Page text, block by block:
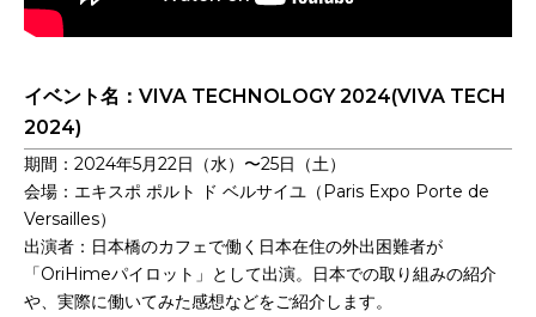
イベント名：VIVA TECHNOLOGY 2024(VIVA TECH
2024)
期間：2024年5月22日（水）〜25日（土）
会場：エキスポ ポルト ド ベルサイユ（Paris Expo Porte de
Versailles）
出演者：日本橋のカフェで働く日本在住の外出困難者が
「OriHimeパイロット」として出演。日本での取り組みの紹介
や、実際に働いてみた感想などをご紹介します。